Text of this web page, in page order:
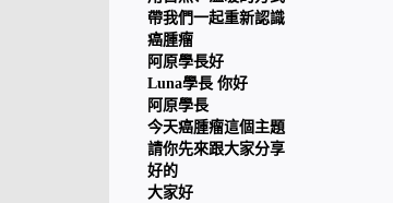
帶我們一起重新認識
癌腫瘤
阿原學長好
Luna學長 你好
阿原學長
今天癌腫瘤這個主題
請你先來跟大家分享
好的
大家好